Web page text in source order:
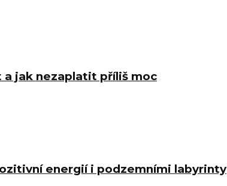
a jak nezaplatit příliš moc
energií i podzemními labyrinty